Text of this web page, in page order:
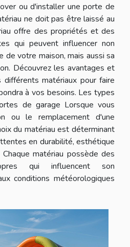
ou d'installer une porte de
ne doit pas être laissé au
offre des propriétés et des
qui peuvent influencer non
de votre maison, mais aussi sa
Découvrez les avantages et
différents matériaux pour faire
à vos besoins. Les types
de garage Lorsque vous
ou le remplacement d'une
du matériau est déterminant
en durabilité, esthétique
matériau possède des
qui influencent son
conditions météorologiques